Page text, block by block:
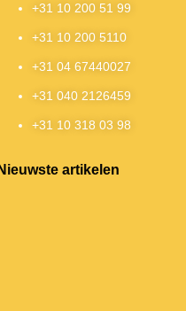
+31 10 200 51 99
+31 10 200 5110
+31 04 67440027
+31 040 2126459
+31 10 318 03 98
Nieuwste artikelen